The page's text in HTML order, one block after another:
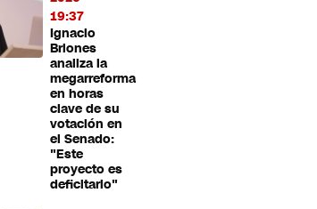
19:37
Ignacio
Briones
analiza la
megarreforma
en horas
clave de su
votación en
el Senado:
"Este
proyecto es
deficitario"